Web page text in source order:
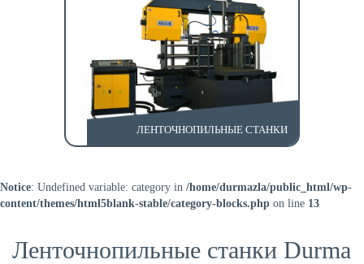
ЛЕНТОЧНОПИЛЬНЫЕ СТАНКИ
Notice: Undefined variable: category in /home/durmazla/public_html/wp-
content/themes/html5blank-stable/category-blocks.php on line 13
Ленточнопильные станки Durma